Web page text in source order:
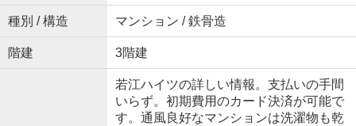
種別 / 構造 マンション / 鉄骨造
階建 3階建
若江ハイツの詳しい情報。支払いの手間
いらず。初期費用のカード決済が可能で
す。通風良好なマンションは洗濯物も乾